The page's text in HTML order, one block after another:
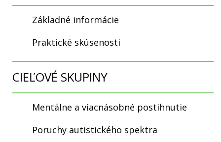
Základné informácie
Praktické skúsenosti
CIEĽOVÉ SKUPINY
Mentálne a viacnásobné postihnutie
Poruchy autistického spektra